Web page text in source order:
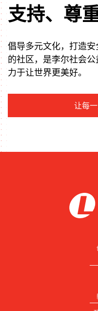
支持、尊
倡导多元文化，打造
的社区，是李尔社会
力于让世界更美好。
让每